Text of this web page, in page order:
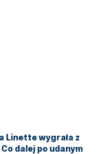
Linette wygrała z
dalej po udanym